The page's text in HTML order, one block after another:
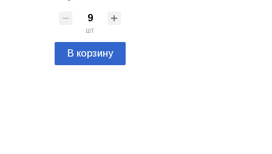
шт
В корзину